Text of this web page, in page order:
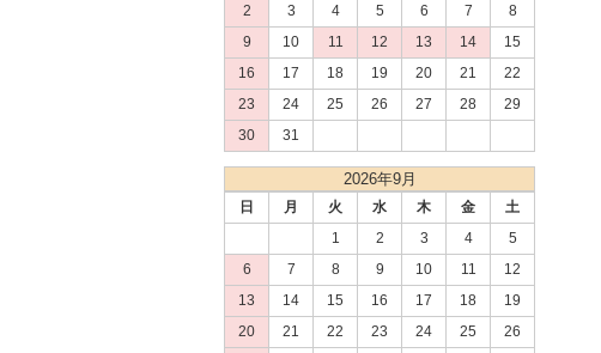
2
3 4 5 6 7
8
9
10 11 12 13 14
15
16
17 18 19 20 21
22
23
24 25 26 27 28
29
30
31
2026年9月
日 月 火 水 木 金
土
1
2 3 4
5
6
7 8 9 10 11
12
13
14 15 16 17 18
19
20
21 22 23 24 25 26